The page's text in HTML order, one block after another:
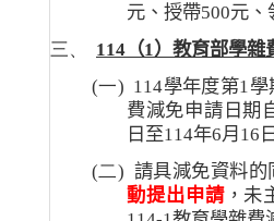
元、授帶500元、
三、
114 （1）教育部學雜
(一) 114學年度第1學
費減免申請日期
日至114年6月 16
(二) 請具減免資料的
動提出申請，未